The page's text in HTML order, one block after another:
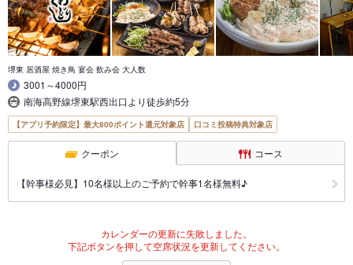
堺東 居酒屋 焼き鳥 宴会 飲み会 大人数
3001～4000円
南海高野線堺東駅西出口より徒歩約5分
【アプリ予約限定】最大800ポイント還元対象店 口コミ投稿特典対象店
クーポン コース
【幹事様必見】10名様以上のご予約で幹事1名様無料♪
カレンダーの更新に失敗しました。
下記ボタンを押して空席状況を更新してください。